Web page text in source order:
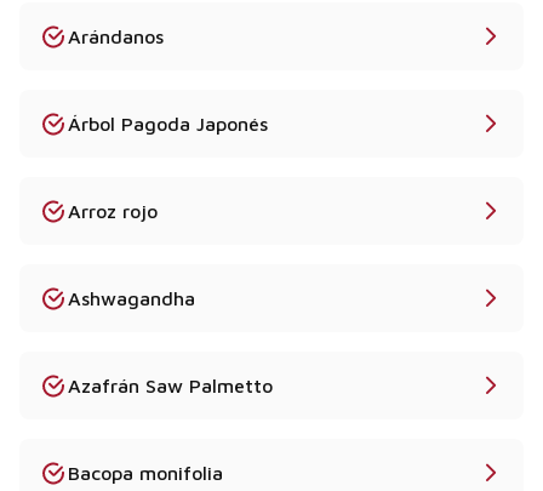
Arándanos
Árbol Pagoda Japonés
Arroz rojo
Ashwagandha
Azafrán Saw Palmetto
Bacopa monifolia